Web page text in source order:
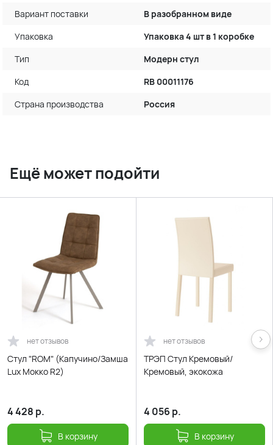
Вариант поставки
В разобранном виде
Упаковка
Упаковка 4 шт в 1 коробке
Тип
Модерн стул
Код
RB 00011176
Страна производства
Россия
Ещё может подойти
нет отзывов
Стул "ROM" (Капучино/Замша
Lux Мокко R2)
4 428 р.
В корзину
нет отзывов
ТРЭП Стул Кремовый/
Кремовый, экокожа
4 056 р.
В корзину